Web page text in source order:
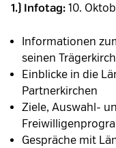
1.) Infotag: 10.
Informationen
seinen
Einblicke in die
Partnerkirchen
Ziele, Auswahl-
Gespräche mit